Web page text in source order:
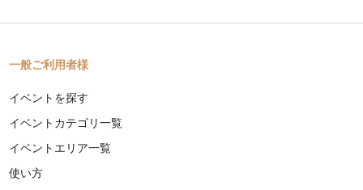
一般ご利用者様
イベントを探す
イベントカテゴリ一覧
イベントエリア一覧
使い方